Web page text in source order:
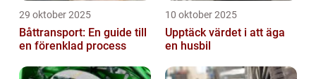
29 oktober 2025
Båttransport: En guide till
en förenklad process
10 oktober 2025
Upptäck värdet i att äga
en husbil